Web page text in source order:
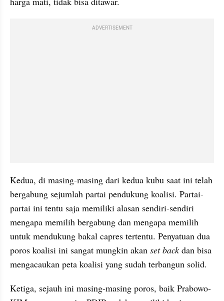
ADVERTISEMENT
Kedua, di masing-masing dari kedua kubu saat ini telah
bergabung sejumlah partai pendukung koalisi. Partai-
partai ini tentu saja memiliki alasan sendiri-sendiri
mengapa memilih bergabung dan mengapa memilih
untuk mendukung bakal capres tertentu. Penyatuan dua
poros koalisi ini sangat mungkin akan set back dan bisa
mengacaukan peta koalisi yang sudah terbangun solid.
Ketiga, sejauh ini masing-masing poros, baik Prabowo-